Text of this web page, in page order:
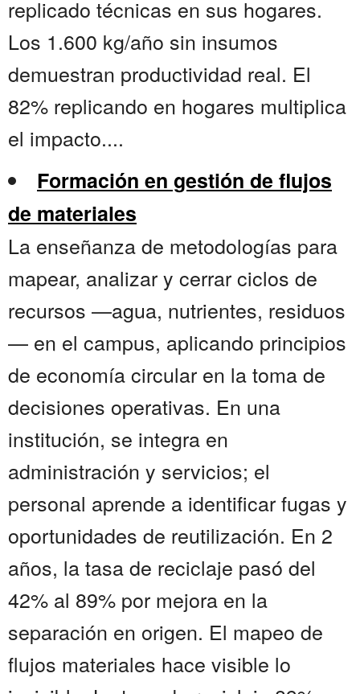
replicado técnicas en sus hogares.
Los 1.600 kg/año sin insumos
demuestran productividad real. El
82% replicando en hogares multiplica
el impacto....
Formación en gestión de flujos
de materiales
La enseñanza de metodologías para
mapear, analizar y cerrar ciclos de
recursos —agua, nutrientes, residuos
— en el campus, aplicando principios
de economía circular en la toma de
decisiones operativas. En una
institución, se integra en
administración y servicios; el
personal aprende a identificar fugas y
oportunidades de reutilización. En 2
años, la tasa de reciclaje pasó del
42% al 89% por mejora en la
separación en origen. El mapeo de
flujos materiales hace visible lo